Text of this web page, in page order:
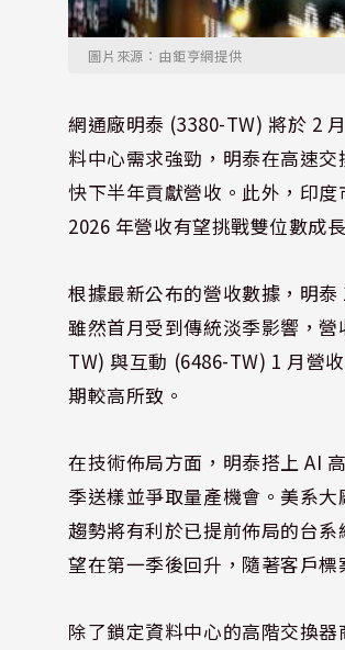
圖片來源：由鉅亨網提供
網通廠明泰 (3380-TW) 將於 2
料中心需求強勁，明泰在高速
快下半年貢獻營收。此外，印
2026 年營收有望挑戰雙位數成
根據最新公布的營收數據，明
雖然首月受到傳統淡季影響，
TW) 與互動 (6486-TW) 1 月營
期較高所致。
在技術佈局方面，明泰搭上 AI
季送樣並爭取量產機會。美系
趨勢將有利於已提前佈局的台
望在第一季後回升，隨著客戶標
除了鎖定資料中心的高階交換